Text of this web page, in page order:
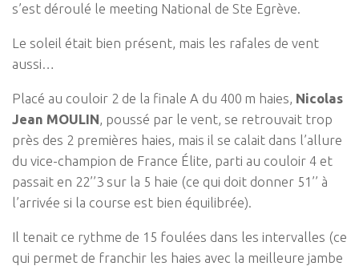
s’est déroulé le meeting National de Ste Egrève.
Le soleil était bien présent, mais les rafales de vent
aussi…
Placé au couloir 2 de la finale A du 400 m haies, Nicolas
Jean MOULIN, poussé par le vent, se retrouvait trop
près des 2 premières haies, mais il se calait dans l’allure
du vice-champion de France Élite, parti au couloir 4 et
passait en 22’’3 sur la 5 haie (ce qui doit donner 51’’ à
l’arrivée si la course est bien équilibrée).
Il tenait ce rythme de 15 foulées dans les intervalles (ce
qui permet de franchir les haies avec la meilleure jambe